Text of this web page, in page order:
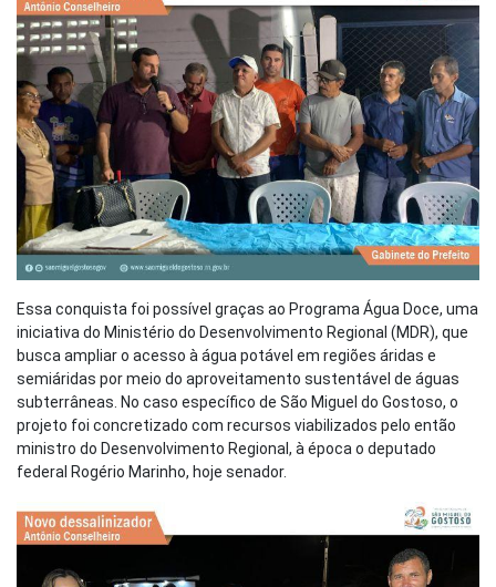
Essa conquista foi possível graças ao Programa Água Doce, uma
iniciativa do Ministério do Desenvolvimento Regional (MDR), que
busca ampliar o acesso à água potável em regiões áridas e
semiáridas por meio do aproveitamento sustentável de águas
subterrâneas. No caso específico de São Miguel do Gostoso, o
projeto foi concretizado com recursos viabilizados pelo então
ministro do Desenvolvimento Regional, à época o deputado
federal Rogério Marinho, hoje senador.